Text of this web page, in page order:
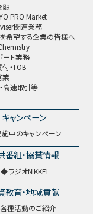
融
PRO Market
関連業務
希望する企業の皆様へ
ート業務
・TOB
業
高速取引等
キャンペーン
中のキャンペーン
番組・協賛情報
ラジオNIKKEI
教育・地域貢献
各種活動のご紹介